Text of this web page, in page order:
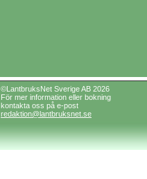
©LantbruksNet Sverige AB 2026
För mer information eller bokning
kontakta oss på e-post
redaktion@lantbruksnet.se